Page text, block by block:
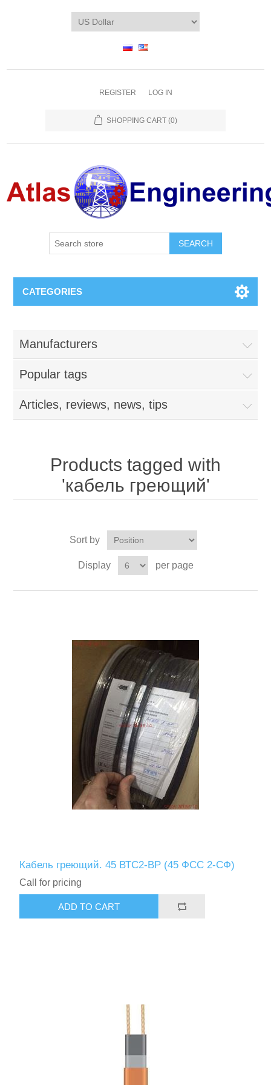
REGISTER LOG IN
SHOPPING CART (0)
CATEGORIES
Manufacturers
Popular tags
Articles, reviews, news, tips
Products tagged with
'кабель греющий'
Sort by
Display per page
Кабель греющий. 45 ВТС2-ВР (45 ФСС 2-СФ)
Call for pricing